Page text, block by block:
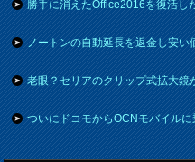
勝手に消えたOffice2016を復活し
ノートンの自動延長を返金し安い
老眼？セリアのクリップ式拡大鏡
ついにドコモからOCNモバイル